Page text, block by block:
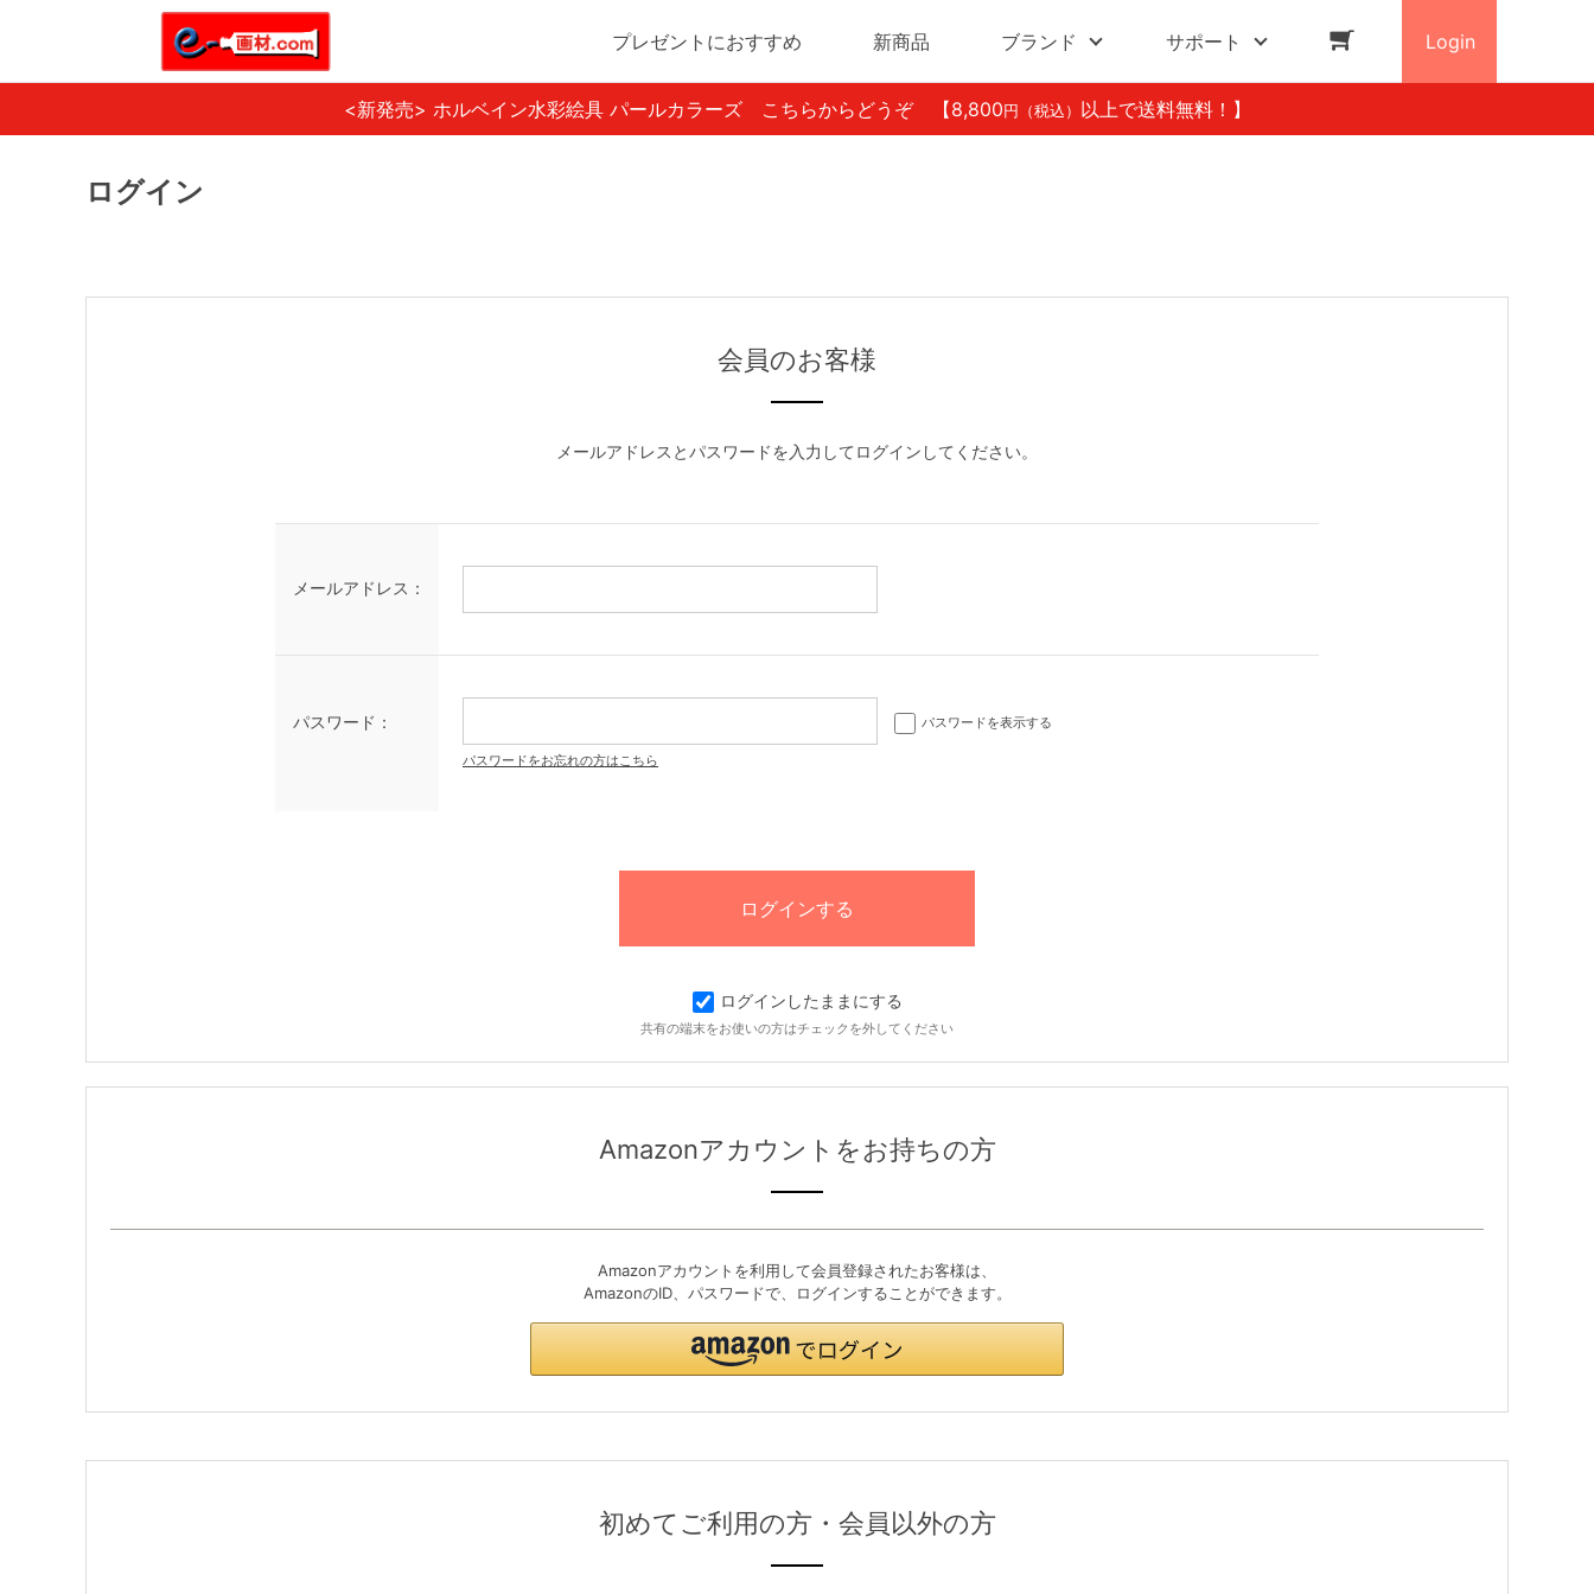
プレゼントにおすすめ 新商品 ブランド サポート Login
<新発売> ホルベイン水彩絵具 パールカラーズ こちらからどうぞ 【8,800 円（税込） 以上で送料無料！】
ログイン
会員のお客様
メールアドレスとパスワードを入力してログインしてください。
メールアドレス：
パスワード： パスワードを表示する
パスワードをお忘れの方はこちら
ログインしたままにする
共有の端末をお使いの方はチェックを外してください
Amazonアカウントをお持ちの方
Amazonアカウントを利用して会員登録されたお客様は、
AmazonのID、パスワードで、ログインすることができます。
初めてご利用の方・会員以外の方